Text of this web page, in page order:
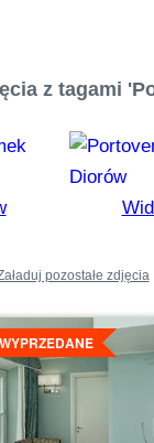
z tagami